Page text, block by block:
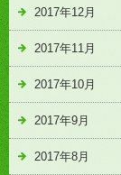
2017年12月
2017年11月
2017年10月
2017年9月
2017年8月